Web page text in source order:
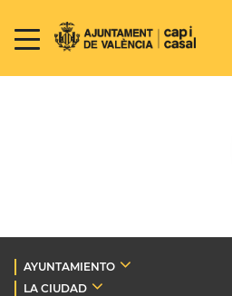
AYUNTAMIENTO
LA CIUDAD